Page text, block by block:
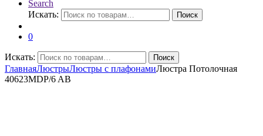
Search
Искать:
Поиск
0
Искать: Поиск
ГлавнаяЛюстрыЛюстры с плафонамиЛюстра Потолочная
40623MDP/6 AB